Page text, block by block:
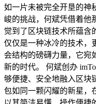
如一片未被完全开垦的神
峻的挑战，何斌凭借着他
觉到了区块链技术所蕴含
仅仅是一种冰冷的技术，
会结构的磅礴力量，它宛
新的时代。 何斌创办
够便捷、安全地融入区块
包如同一颗闪耀的新星，